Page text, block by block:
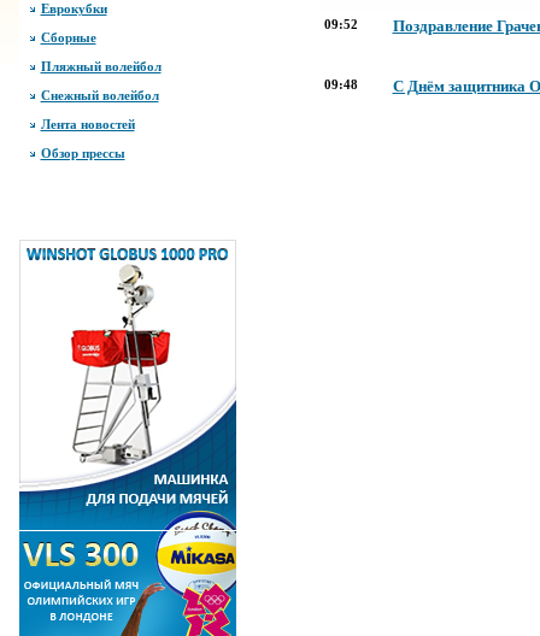
Еврокубки
Сборные
Пляжный волейбол
Снежный волейбол
Лента новостей
Обзор прессы
09:52 Поздравление
09:48 С Днём защитника